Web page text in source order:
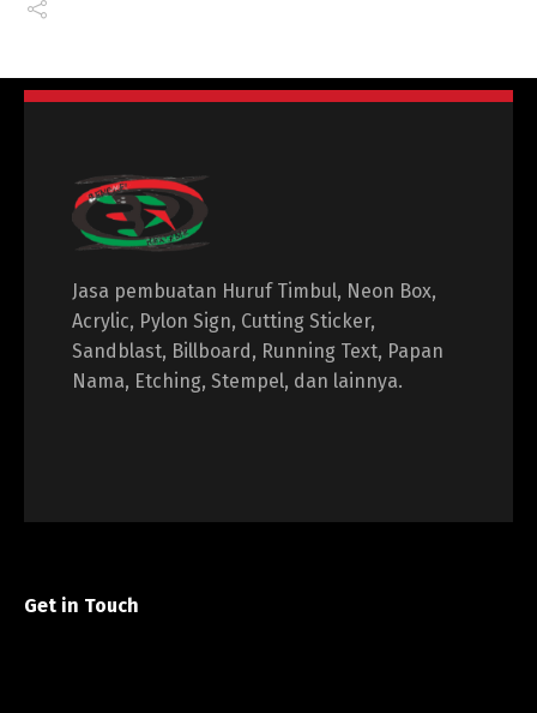
Jasa pembuatan Huruf Timbul, Neon Box,
Acrylic, Pylon Sign, Cutting Sticker,
Sandblast, Billboard, Running Text, Papan
Nama, Etching, Stempel, dan lainnya.
Get in Touch